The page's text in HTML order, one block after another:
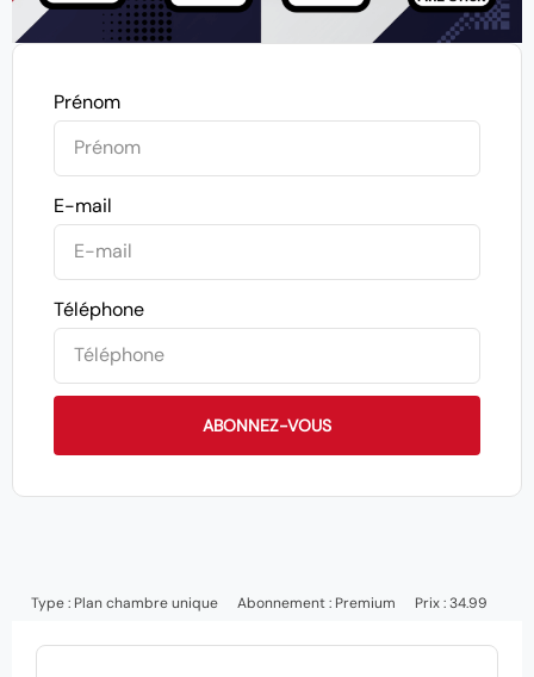
Prénom
E-mail
Téléphone
ABONNEZ-VOUS
Type : Plan chambre unique Abonnement : Premium Prix : 34.99